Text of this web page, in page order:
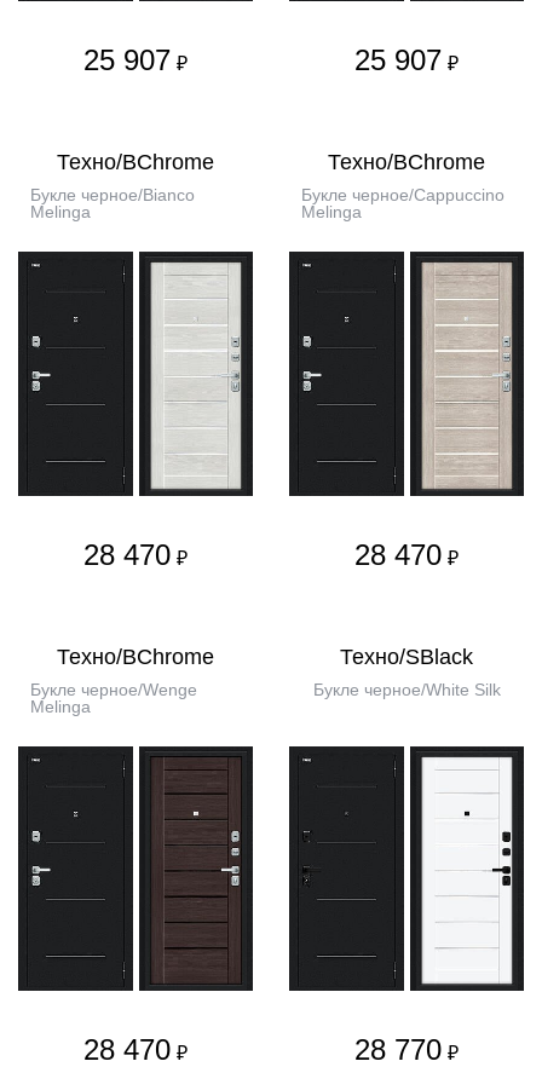
25 907 ₽ 25 907 ₽
Техно/BChrome
Букле черное/Bianco
Melinga
28 470 ₽
Техно/BChrome
Букле черное/Cappuccino
Melinga
28 470 ₽
Техно/BChrome
Букле черное/Wenge
Melinga
28 470 ₽
Техно/SBlack
Букле черное/White Silk
28 770 ₽